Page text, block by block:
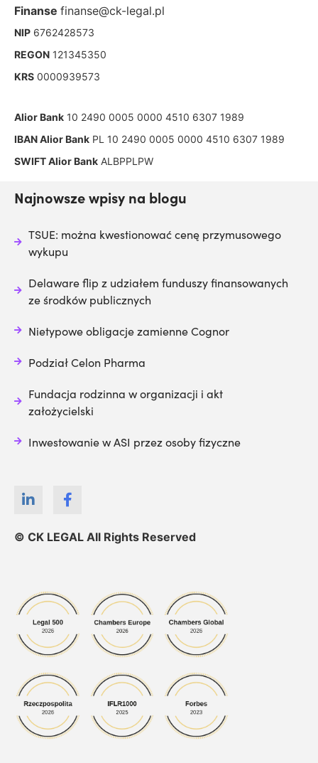
Finanse finanse@ck-legal.pl
NIP 6762428573
REGON 121345350
KRS 0000939573
Alior Bank 10 2490 0005 0000 4510 6307 1989
IBAN Alior Bank PL 10 2490 0005 0000 4510 6307 1989
SWIFT Alior Bank ALBPPLPW
© CK LEGAL All Rights Reserved
Najnowsze wpisy na blogu
TSUE: można kwestionować cenę przymusowego
wykupu
Delaware flip z udziałem funduszy finansowanych
ze środków publicznych
Nietypowe obligacje zamienne Cognor
Podział Celon Pharma
Fundacja rodzinna w organizacji i akt
założycielski
Inwestowanie w ASI przez osoby fizyczne